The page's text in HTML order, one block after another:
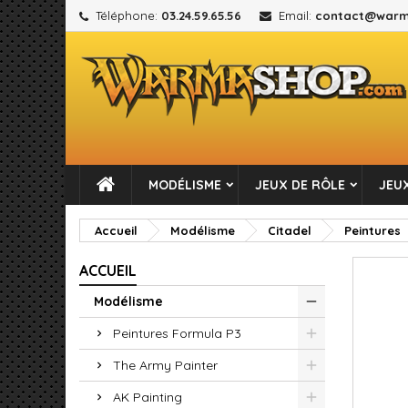
Téléphone: 03.24.59.65.56 Email:
MODÉLISME JEUX DE RÔLE
Accueil Modélisme Citadel Peintures
ACCUEIL
Modélisme
Peintures Formula P3
The Army Painter
AK Painting
add_circle_outline